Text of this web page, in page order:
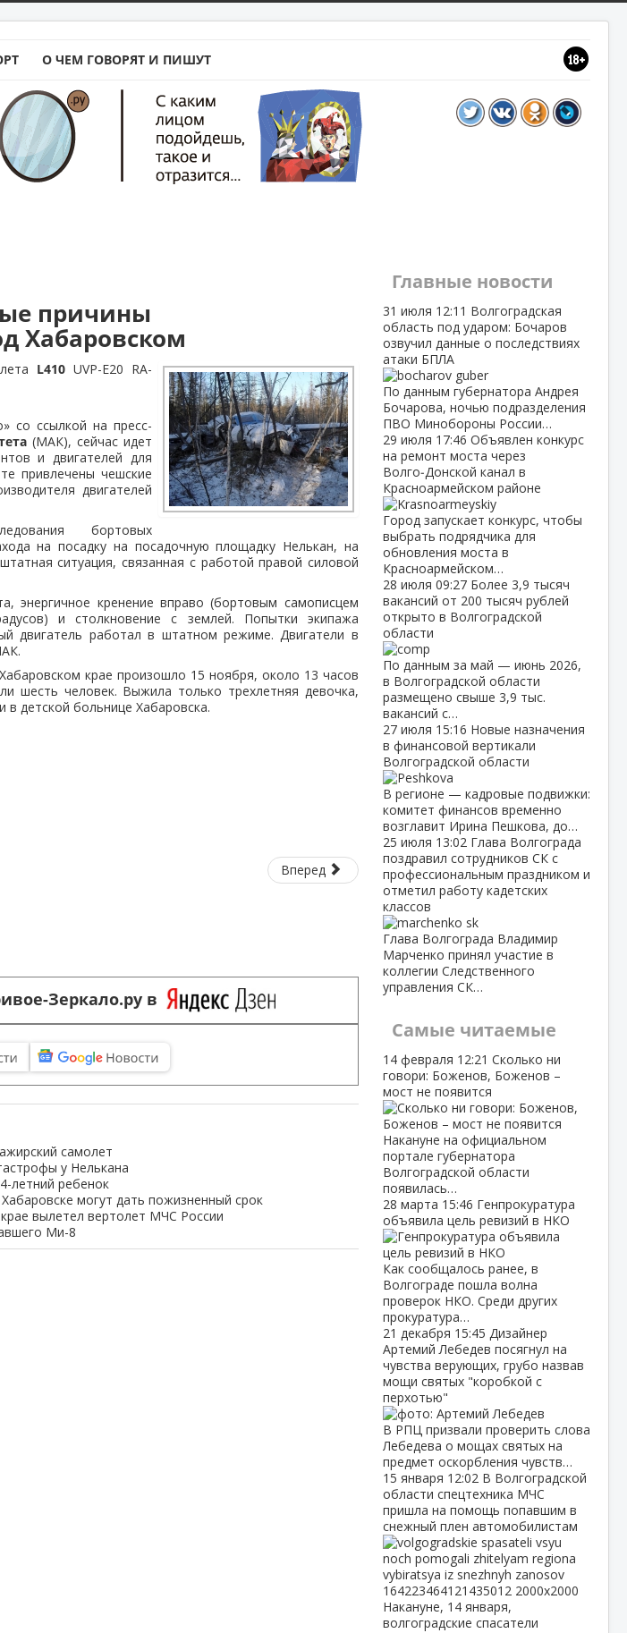
О ЧЕМ ГОВОРЯТ И ПИШУТ
причины
Хабаровском
L410UVP-E20 RA-
со ссылкой на пресс-
(МАК), сейчас идет
и двигателей для
привлечены чешские
двигателей
бортовых
на посадку на посадочную площадку Нелькан, на
ситуация, связанная с работой правой силовой
энергичное кренение вправо (бортовым самописцем
и столкновение с землей. Попытки экипажа
двигатель работал в штатном режиме. Двигатели в
крае произошло 15 ноября, около 13 часов
шесть человек. Выжила только трехлетняя девочка,
детской больнице Хабаровска.
Вперед
Зеркало.ру в
самолет
у Нелькана
летний ребенок
могут дать пожизненный срок
вылетел вертолет МЧС России
Ми-8
Главные новости
31 июля 12:11 Волгоградская
область под ударом: Бочаров
озвучил данные о последствиях
атаки БПЛА
По данным губернатора Андрея
Бочарова, ночью подразделения
ПВО Минобороны России…
29 июля 17:46 Объявлен конкурс
на ремонт моста через
Волго‑Донской канал в
Красноармейском районе
Город запускает конкурс, чтобы
выбрать подрядчика для
обновления моста в
Красноармейском…
28 июля 09:27 Более 3,9 тысяч
вакансий от 200 тысяч рублей
открыто в Волгоградской
области
По данным за май — июнь 2026,
в Волгоградской области
размещено свыше 3,9 тыс.
вакансий с…
27 июля 15:16 Новые назначения
в финансовой вертикали
Волгоградской области
В регионе — кадровые подвижки:
комитет финансов временно
возглавит Ирина Пешкова, до…
25 июля 13:02 Глава Волгограда
поздравил сотрудников СК с
профессиональным праздником и
отметил работу кадетских
классов
Глава Волгограда Владимир
Марченко принял участие в
коллегии Следственного
управления СК…
Самые читаемые
14 февраля 12:21 Сколько ни
говори: Боженов, Боженов –
мост не появится
Накануне на официальном
портале губернатора
Волгоградской области
появилась…
28 марта 15:46 Генпрокуратура
объявила цель ревизий в НКО
Как сообщалось ранее, в
Волгограде пошла волна
проверок НКО. Среди других
прокуратура…
21 декабря 15:45 Дизайнер
Артемий Лебедев посягнул на
чувства верующих, грубо назвав
мощи святых "коробкой с
перхотью"
В РПЦ призвали проверить слова
Лебедева о мощах святых на
предмет оскорбления чувств…
15 января 12:02 В Волгоградской
области спецтехника МЧС
пришла на помощь попавшим в
снежный плен автомобилистам
Накануне, 14 января,
волгоградские спасатели